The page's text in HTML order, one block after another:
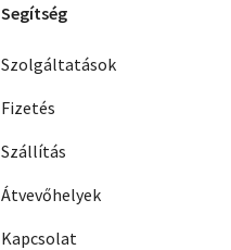
Segítség
Szolgáltatások
Fizetés
Szállítás
Átvevőhelyek
Kapcsolat